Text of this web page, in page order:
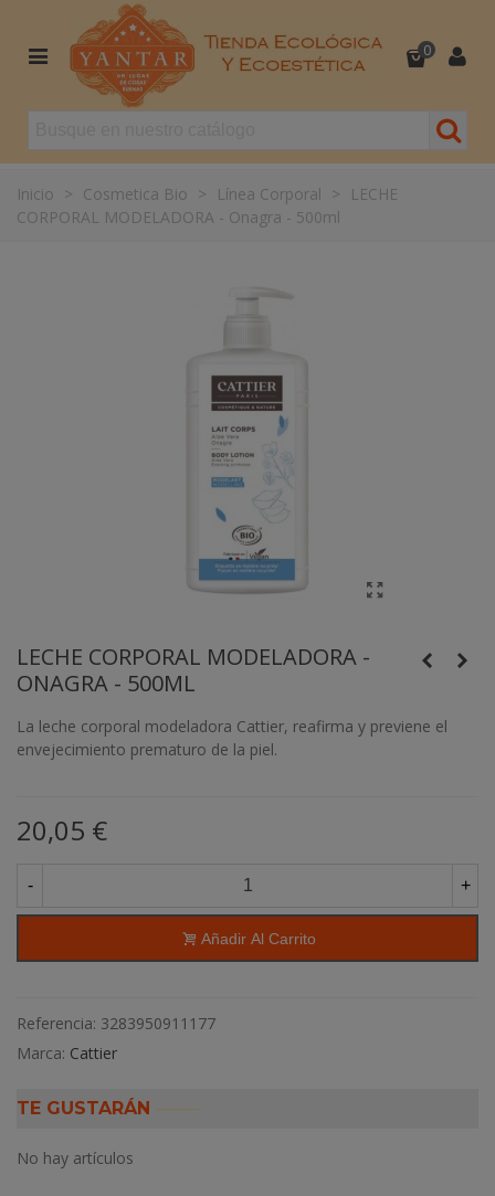
0
Inicio > Cosmetica Bio > Línea Corporal >
LECHE
CORPORAL MODELADORA - Onagra - 500ml
LECHE CORPORAL MODELADORA -
ONAGRA - 500ML
La leche corporal modeladora Cattier, reafirma y previene el
envejecimiento prematuro de la piel.
20,05 €
- +
Añadir Al Carrito
Referencia: 3283950911177
Marca: Cattier
TE GUSTARÁN
No hay artículos